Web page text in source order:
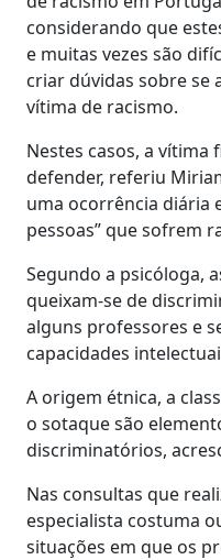
considerando que
e muitas vezes são
criar dúvidas sobre se
vítima de racismo.
Nestes casos, a vítima
defender, referiu
uma ocorrência diária
pessoas” que sofrem
Segundo a psicóloga,
queixam-se de
alguns professores e
capacidades
A origem étnica, a
o sotaque são
discriminatórios,
Nas consultas que
especialista costuma
situações em que os